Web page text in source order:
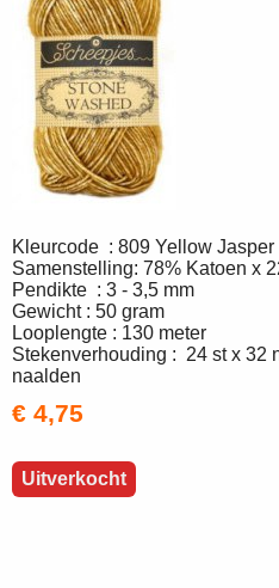
Kleurcode : 809 Yellow Jasper
Samenstelling: 78% Katoen x
Pendikte : 3 - 3,5 mm
Gewicht : 50 gram
Looplengte : 130 meter
Stekenverhouding : 24 st x 32
naalden
€ 4,75
Uitverkocht